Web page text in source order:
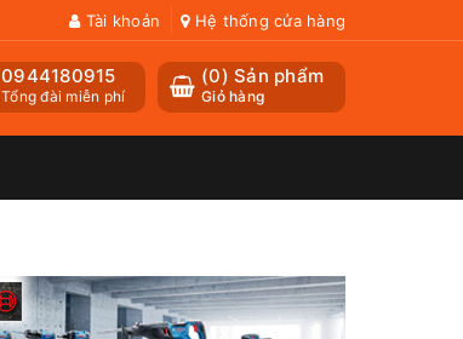
Tài khoản Hệ thống cửa hàng
(0) Sản phẩm
Giỏ hàng
0944180915
Tổng đài miễn phí